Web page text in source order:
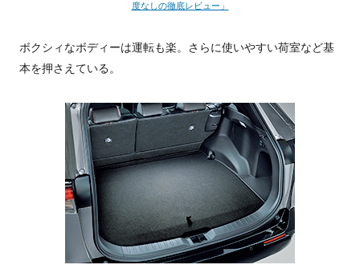
度なしの徹底レビュー」
ボクシィなボディーは運転も楽。さらに使いやすい荷室など基
本を押さえている。